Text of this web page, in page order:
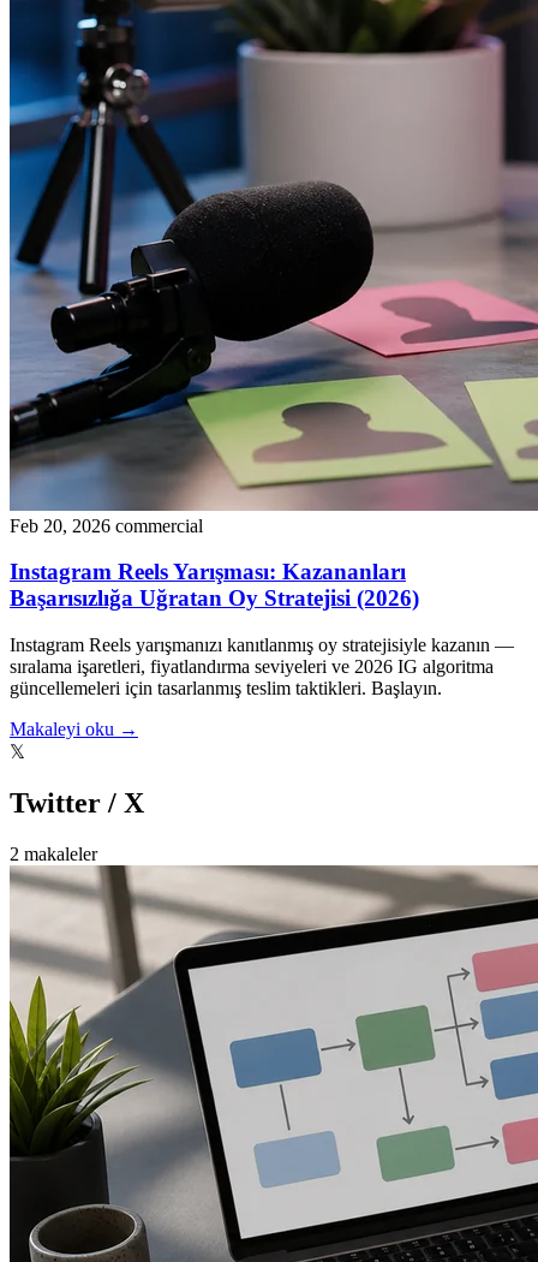
Feb 20, 2026 commercial
Instagram Reels Yarışması: Kazananları
Başarısızlığa Uğratan Oy Stratejisi (2026)
Instagram Reels yarışmanızı kanıtlanmış oy stratejisiyle kazanın —
sıralama işaretleri, fiyatlandırma seviyeleri ve 2026 IG algoritma
güncellemeleri için tasarlanmış teslim taktikleri. Başlayın.
Makaleyi oku →
𝕏
Twitter / X
2 makaleler